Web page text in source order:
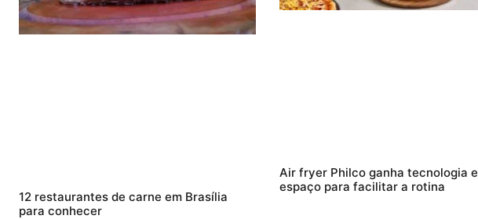
12 restaurantes de carne em Brasília
para conhecer
Air fryer Philco ganha tecnologia e
espaço para facilitar a rotina